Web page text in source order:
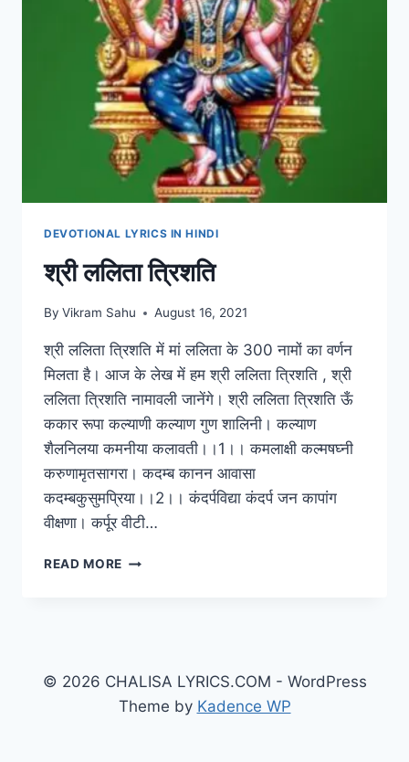
DEVOTIONAL LYRICS IN HINDI
श्री ललिता त्रिशति
By Vikram Sahu August 16, 2021
श्री ललिता त्रिशति में मां ललिता के 300 नामों का वर्णन
मिलता है। आज के लेख में हम श्री ललिता त्रिशति , श्री
ललिता त्रिशति नामावली जानेंगे। श्री ललिता त्रिशति ऊँ
ककार रूपा कल्याणी कल्याण गुण शालिनी। कल्याण
शैलनिलया कमनीया कलावती।।1।। कमलाक्षी कल्मषघ्नी
करुणामृतसागरा। कदम्ब कानन आवासा
कदम्बकुसुमप्रिया।।2।। कंदर्पविद्या कंदर्प जन कापांग
वीक्षणा। कर्पूर वीटी…
READ MORE श्री
© 2026 CHALISA LYRICS.COM - WordPress
Theme by Kadence WP